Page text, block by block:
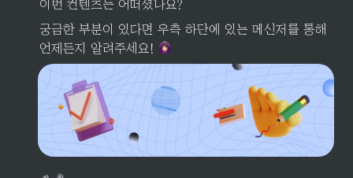
이번 컨텐츠는 어떠셨나요?
궁금한 부분이 있다면 우측 하단에 있는 메신저를 통해
언제든지 알려주세요!